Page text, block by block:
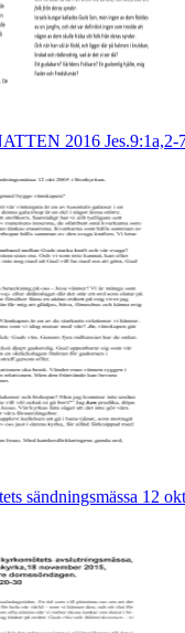
2016 Jes.9:1a,2-
sändningsmässa 12 okt